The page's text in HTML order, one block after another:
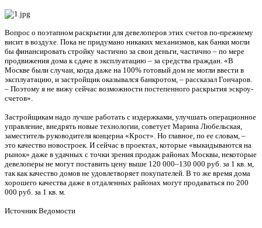
Вопрос о поэтапном раскрытии для девелоперов этих счетов по-прежнему
висит в воздухе. Пока не придумано никаких механизмов, как банки могли
бы финансировать стройку частично за свои деньги, частично – по мере
продвижения дома к сдаче в эксплуатацию – за средства граждан. «В
Москве были случаи, когда даже на 100% готовый дом не могли ввести в
эксплуатацию, и застройщик оказывался банкротом, – рассказал Гончаров.
– Поэтому я не вижу сейчас возможности постепенного раскрытия эскроу-
счетов».
Застройщикам надо лучше работать с издержками, улучшать операционное
управление, внедрять новые технологии, советует Марина Любельская,
заместитель руководителя концерна «Крост». Но главное, по ее словам, –
это качество новостроек. И сейчас в проектах, которые «выкидываются на
рынок» даже в удачных с точки зрения продаж районах Москвы, некоторые
девелоперы не могут поставить цену выше 120 000–130 000 руб. за 1 кв. м,
так как качество домов не удовлетворяет покупателей. В то же время дома
хорошего качества даже в отдаленных районах могут продаваться по 200
000 руб. за 1 кв. м.
Источник Ведомости